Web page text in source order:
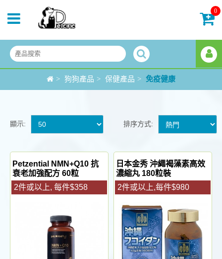
0
> 狗狗產品 > 保健產品 > 免疫健康
排序方式:
顯示:
Petzential NMN+Q10 抗
衰老加強配方 60粒
2件或以上, 每件$358
日本金秀 沖繩褐藻素高效
濃縮丸 180粒裝
2件或以上,每件$980